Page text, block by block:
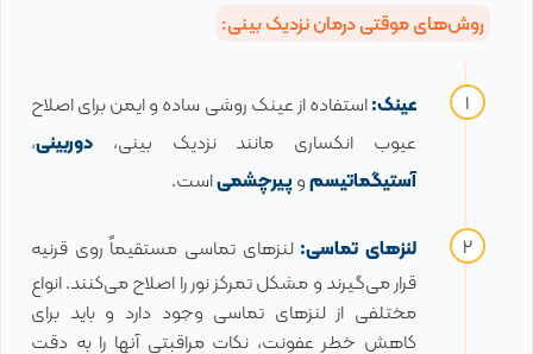
روش‌های موقتی درمان نزدیک بینی:
عینک:استفاده از عینک روشی ساده و ایمن برای اصلاح
عیوب انکساری مانند نزدیک بینی، دوربینی،
آستیگماتیسموپیرچشمیاست.
لنزهای تماسی: لنزهای تماسی مستقیماً روی قرنیه
قرار می‌گیرند و مشکل تمرکز نور را اصلاح می‌کنند. انواع
مختلفی از لنزهای تماسی وجود دارد و باید برای
کاهش خطر عفونت، نکات مراقبتی آنها را به دقت